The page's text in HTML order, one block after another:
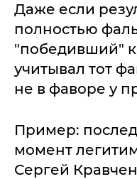
Даже если
полностью
"победивший"
учитывал тот
не в фаворе у
Пример:
момент
Сергей